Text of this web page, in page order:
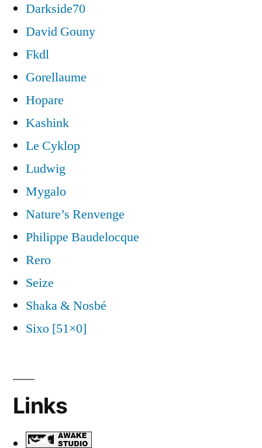
Darkside70
David Gouny
Fkdl
Gorellaume
Hopare
Kashink
Le Cyklop
Ludwig
Mygalo
Nature’s Renvenge
Philippe Baudelocque
Rero
Seize
Shaka & Nosbé
Sixo [51×0]
Links